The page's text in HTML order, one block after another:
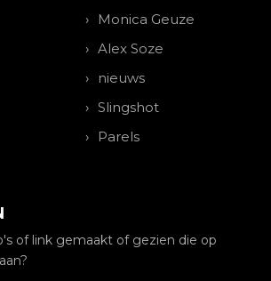
Monica Geuze
Alex Soze
nieuws
Slingshot
Parels
of link gemaakt of gezien die op